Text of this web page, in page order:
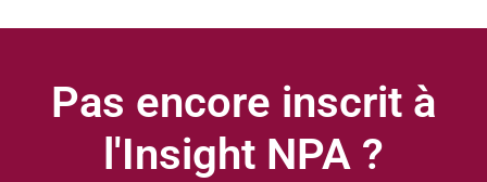
Pas encore inscrit à
l'Insight NPA ?